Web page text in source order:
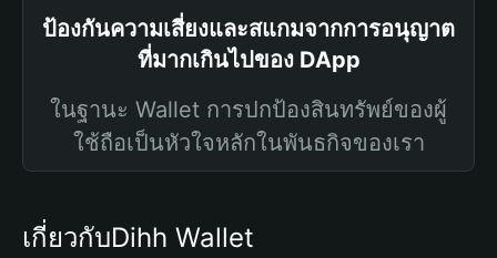
ป้องกันความเสี่ยงและสแกมจากการอนุญาต
ที่มากเกินไปของ DApp
ในฐานะ Wallet การปกป้องสินทรัพย์ของผู้
ใช้ถือเป็นหัวใจหลักในพันธกิจของเรา
เกี่ยวกับDihh Wallet